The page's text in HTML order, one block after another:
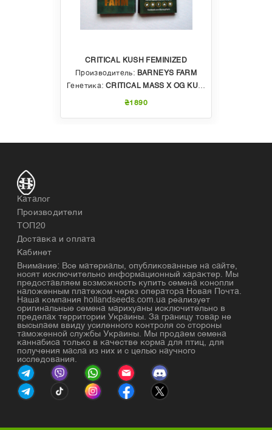
CRITICAL KUSH FEMINIZED
Производитель: BARNEYS FARM
Генетика: CRITICAL MASS X OG KUSH
₴1890
Каталог
Производители
ТОП20
Доставка и оплата
Кабинет
Внимание: Все материалы, опубликованные на сайте,
носят исключительно информационный характер. Мы
предоставляем возможность купить семена конопли
наложенным платежом через оператора Новая Почта.
Наша компания hollandseeds.com.ua реализует
оригинальные семена марихуаны исключительно в
пределах территории Украины. За границу товар не
высылаем ввиду усиленного контроля со стороны
таможенной службы Украины. Мы продаем семена
каннабиса только в качестве корма для птиц, для
получения масла из них и с целью научного
исследования.